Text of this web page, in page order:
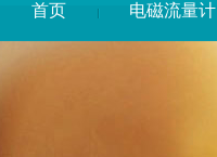
首页 电磁流量计